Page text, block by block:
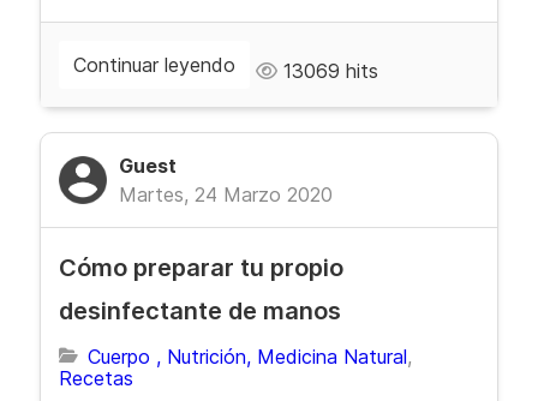
Continuar leyendo 13069 hits
Guest
Martes, 24 Marzo 2020
Cómo preparar tu propio
desinfectante de manos
Cuerpo , Nutrición, Medicina Natural
Recetas